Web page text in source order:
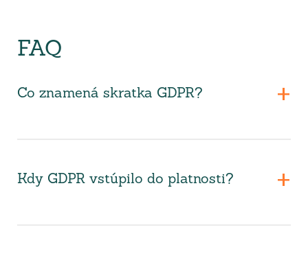
FAQ
Co znamená skratka GDPR?
Kdy GDPR vstúpilo do platnosti?